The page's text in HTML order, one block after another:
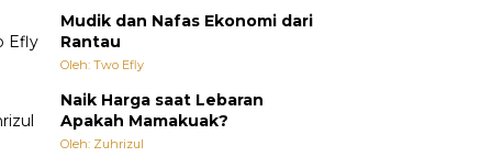
Mudik dan Nafas Ekonomi dari
Rantau
Oleh: Two Efly
Naik Harga saat Lebaran
Apakah Mamakuak?
Oleh: Zuhrizul